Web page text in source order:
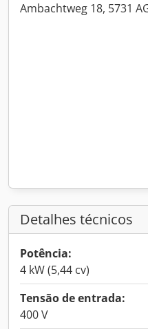
Ambachtweg 18, 5731
Detalhes técnicos
Potência:
4 kW (5,44 cv)
Tensão de entrada:
400 V